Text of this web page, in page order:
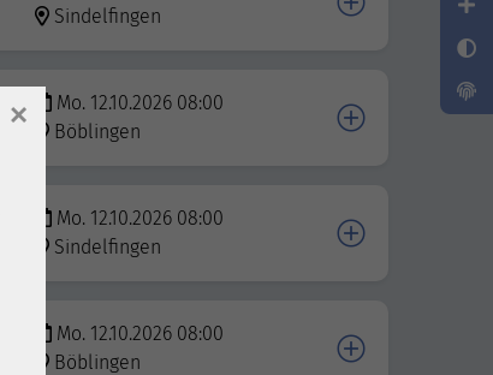
Sindelfingen
Mo. 12.10.2026 08:00
Böblingen
Mo. 12.10.2026 08:00
Sindelfingen
Mo. 12.10.2026 08:00
Böblingen
×